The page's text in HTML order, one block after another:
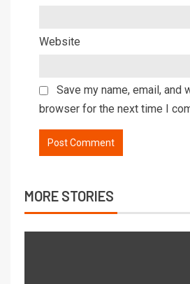
Website
Save my name, email, and
browser for the next time I
MORE STORIES